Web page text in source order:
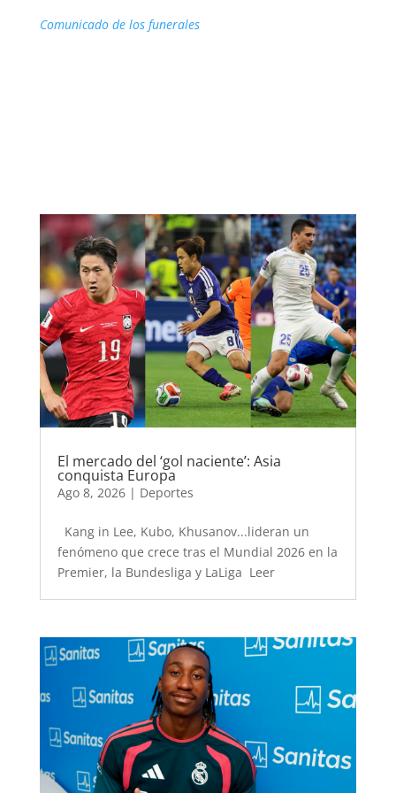
Comunicado de los funerales
El mercado del ‘gol naciente’: Asia
conquista Europa
Ago 8, 2026| Deportes
Kang in Lee, Kubo, Khusanov...lideran un
fenómeno que crece tras el Mundial 2026 en la
Premier, la Bundesliga y LaLiga Leer